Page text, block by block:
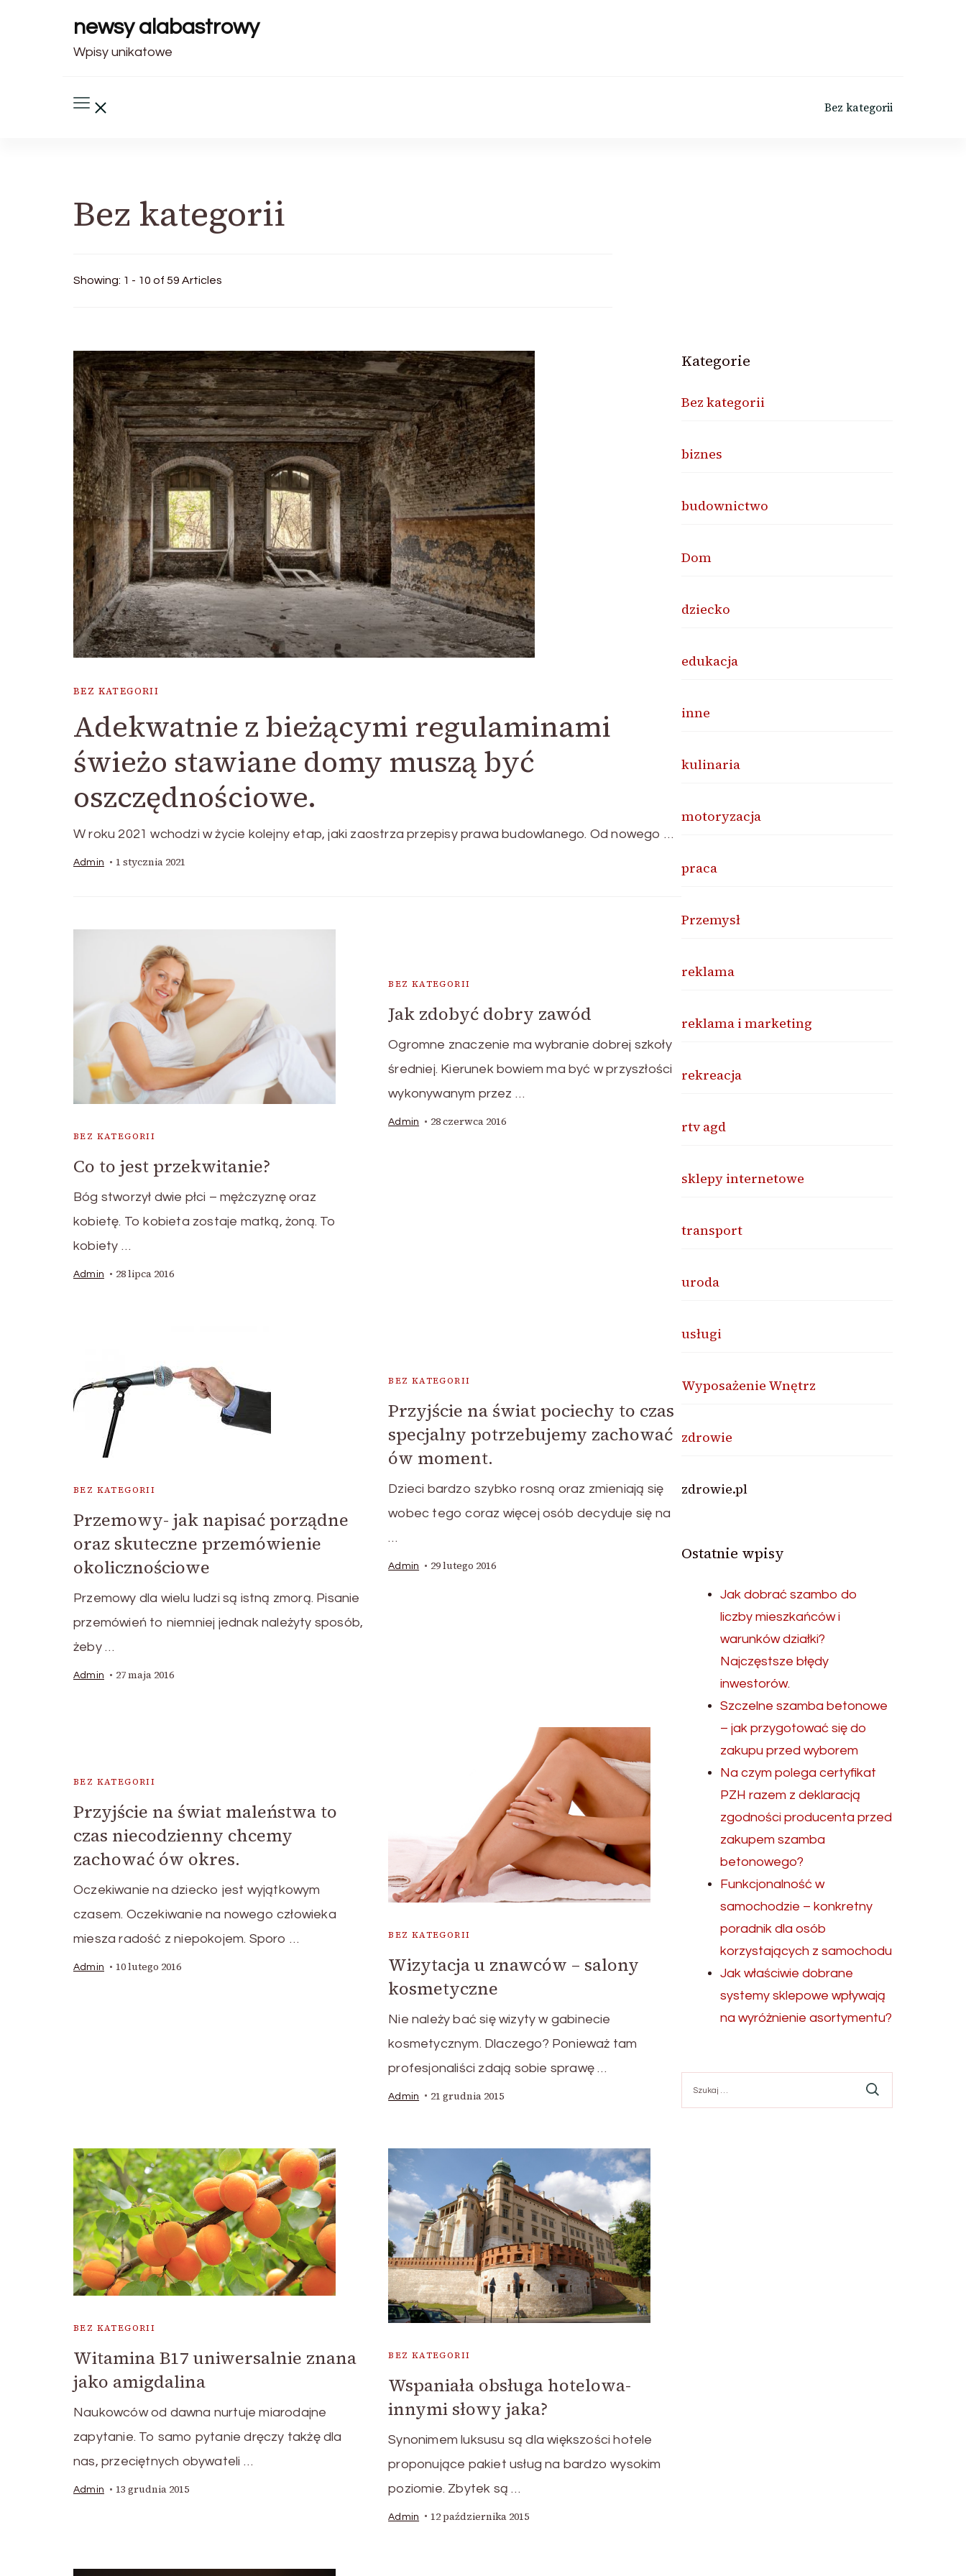
newsy alabastrowy
Wpisy unikatowe
Bez kategorii
Bez kategorii
Showing: 1 - 10 of 59 Articles
BEZ KATEGORII
Adekwatnie z bieżącymi regulaminami
świeżo stawiane domy muszą być
oszczędnościowe.
W roku 2021 wchodzi w życie kolejny etap, jaki zaostrza przepisy prawa budowlanego. Od nowego …
Admin 1 stycznia 2021
BEZ KATEGORII
Co to jest przekwitanie?
Bóg stworzył dwie płci – mężczyznę oraz
kobietę. To kobieta zostaje matką, żoną. To
kobiety …
Admin 28 lipca 2016
BEZ KATEGORII
Jak zdobyć dobry zawód
Ogromne znaczenie ma wybranie dobrej szkoły
średniej. Kierunek bowiem ma być w przyszłości
wykonywanym przez …
Admin 28 czerwca 2016
BEZ KATEGORII
Przemowy- jak napisać porządne
oraz skuteczne przemówienie
okolicznościowe
Przemowy dla wielu ludzi są istną zmorą. Pisanie
przemówień to niemniej jednak należyty sposób,
żeby …
Admin 27 maja 2016
BEZ KATEGORII
Przyjście na świat pociechy to czas
specjalny potrzebujemy zachować
ów moment.
Dzieci bardzo szybko rosną oraz zmieniają się
wobec tego coraz więcej osób decyduje się na
…
Admin 29 lutego 2016
BEZ KATEGORII
Przyjście na świat maleństwa to
czas niecodzienny chcemy
zachować ów okres.
Oczekiwanie na dziecko jest wyjątkowym
czasem. Oczekiwanie na nowego człowieka
miesza radość z niepokojem. Sporo …
Admin 10 lutego 2016
BEZ KATEGORII
Wizytacja u znawców – salony
kosmetyczne
Nie należy bać się wizyty w gabinecie
kosmetycznym. Dlaczego? Ponieważ tam
profesjonaliści zdają sobie sprawę …
Admin 21 grudnia 2015
BEZ KATEGORII
Witamina B17 uniwersalnie znana
jako amigdalina
Naukowców od dawna nurtuje miarodajne
zapytanie. To samo pytanie dręczy takżę dla
nas, przeciętnych obywateli …
Admin 13 grudnia 2015
BEZ KATEGORII
Wspaniała obsługa hotelowa-
innymi słowy jaka?
Synonimem luksusu są dla większości hotele
proponujące pakiet usług na bardzo wysokim
poziomie. Zbytek są …
Admin 12 października 2015
Kategorie
Bez kategorii
biznes
budownictwo
Dom
dziecko
edukacja
inne
kulinaria
motoryzacja
praca
Przemysł
reklama
reklama i marketing
rekreacja
rtv agd
sklepy internetowe
transport
uroda
usługi
Wyposażenie Wnętrz
zdrowie
zdrowie.pl
Ostatnie wpisy
Jak dobrać szambo do
liczby mieszkańców i
warunków działki?
Najczęstsze błędy
inwestorów.
Szczelne szamba betonowe
– jak przygotować się do
zakupu przed wyborem
Na czym polega certyfikat
PZH razem z deklaracją
zgodności producenta przed
zakupem szamba
betonowego?
Funkcjonalność w
samochodzie – konkretny
poradnik dla osób
korzystających z samochodu
Jak właściwie dobrane
systemy sklepowe wpływają
na wyróżnienie asortymentu?